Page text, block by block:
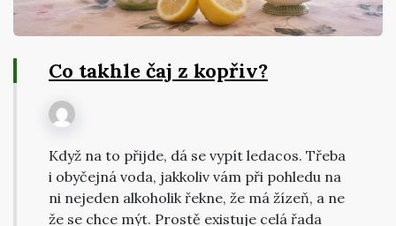
Co takhle čaj z kopřiv?
Když na to přijde, dá se vypít ledacos. Třeba
i obyčejná voda, jakkoliv vám při pohledu na
ni nejeden alkoholik řekne, že má žízeň, a ne
že se chce mýt. Prostě existuje celá řada